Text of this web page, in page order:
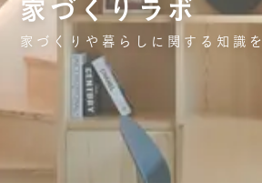
家づくりラボ
家づくりや暮らしに関する知識